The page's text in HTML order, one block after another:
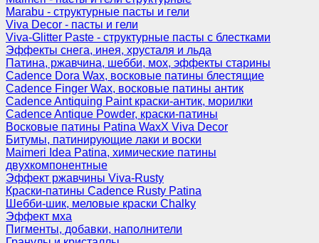
Marabu - структурные пасты и гели
Viva Decor - пасты и гели
Viva-Glitter Paste - структурные пасты с блестками
Эффекты снега, инея, хрусталя и льда
Патина, ржавчина, шебби, мох, эффекты старины
Cadence Dora Wax, восковые патины блестящие
Cadence Finger Wax, восковые патины антик
Сadence Antiquing Paint краски-антик, морилки
Cadence Antique Powder, краски-патины
Восковые патины Patina WaxX Viva Decor
Битумы, патинирующие лаки и воски
Maimeri Idea Patina, химические патины
двухкомпонентные
Эффект ржавчины Viva-Rusty
Краски-патины Cadence Rusty Patina
Шебби-шик, меловые краски Chalky
Эффект мха
Пигменты, добавки, наполнители